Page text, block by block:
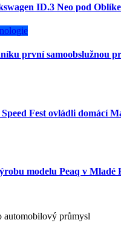
ID.3 Neo pod
první samoobslužnou
Fest ovládli domácí
modelu Peaq v Mladé
automobilový průmysl